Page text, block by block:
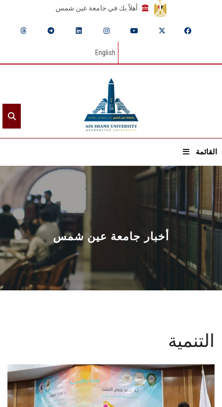
أهلاً بك في جامعة عين شمس
English
القائمة
الرئيسيـة
عن الجامعة
القطاعـات
الشئون الأكاديمية
البحث العلمي
الأنظمة الذكية
الإعلام
أخبار جامعة عين شمس
التنمية